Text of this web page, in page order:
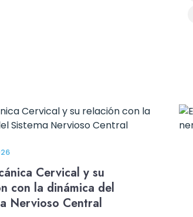
Cervical y su
con la dinámica del
Nervioso Central